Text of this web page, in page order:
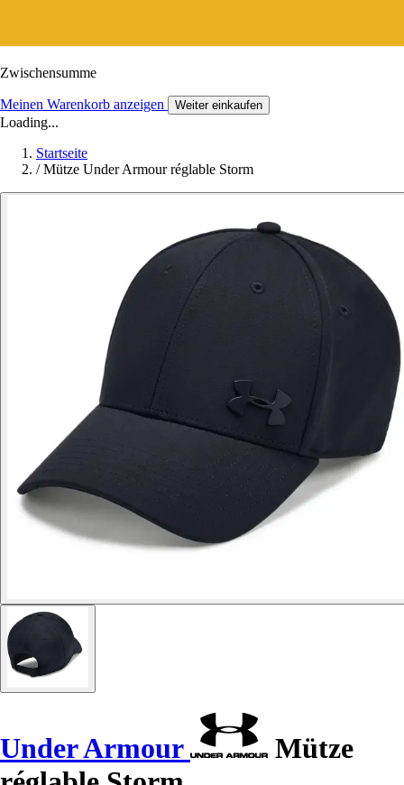
Zwischensumme
Meinen Warenkorb anzeigen Weiter einkaufen
Loading...
Startseite
/ Mütze Under Armour réglable Storm
Under Armour
Mütze